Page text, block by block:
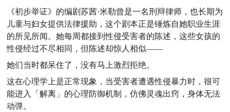
《初步举证》的编剧苏茜·米勒曾是一名刑辩律师，也长期为
儿童与妇女提供法律援助，这个剧本正是锤炼自她职业生涯
的所见所闻。她每周都接到性侵受害者的陈述，这些女孩的
性侵经过不尽相同，但陈述却惊人相似——
她们当时都呆住了，没有马上激烈拒绝。
这在心理学上是正常现象，当受害者遭遇性侵暴力时，很可
能进入「解离」的心理防御机制，仿佛灵魂出窍，身体无法
动弹。